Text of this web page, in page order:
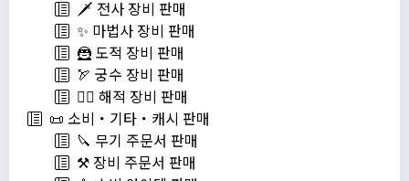
🗡️ 전사 장비 판매
✨ 마법사 장비 판매
🦹 도적 장비 판매
🏹 궁수 장비 판매
🏴‍☠️ 해적 장비 판매
📜 소비・기타・캐시 판매
🔪 무기 주문서 판매
⚒️ 장비 주문서 판매